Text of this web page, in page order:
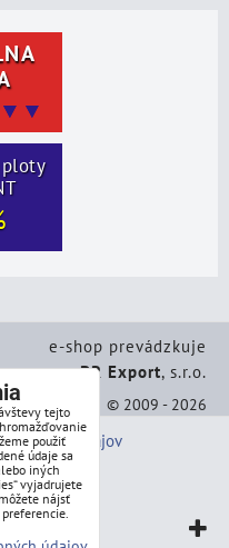
e-shop prevádzkuje
BR Export, s.r.o.
© 2009 - 2026
osobných údajov
tejto
použiť
údaje sa
iných
vyjadrujete
nájsť